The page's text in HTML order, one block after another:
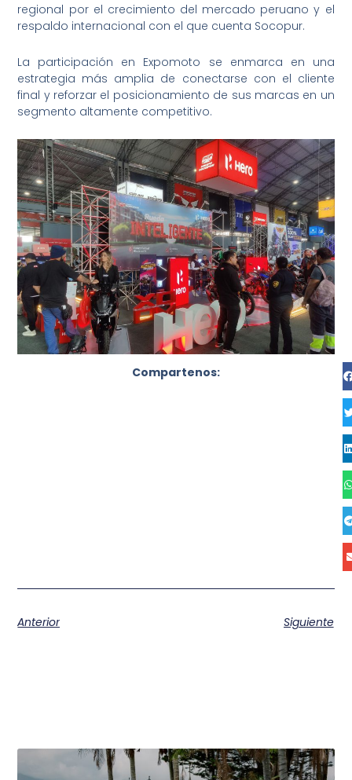
regional por el crecimiento del mercado peruano y el
respaldo internacional con el que cuenta Socopur.
La participación en Expomoto se enmarca en una
estrategia más amplia de conectarse con el cliente
final y reforzar el posicionamiento de sus marcas en un
segmento altamente competitivo.
Compartenos:
Anterior Siguiente